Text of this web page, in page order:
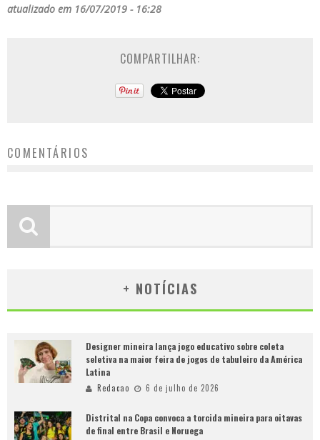
atualizado em 16/07/2019 - 16:28
COMPARTILHAR:
COMENTÁRIOS
+ NOTÍCIAS
Designer mineira lança jogo educativo sobre coleta
seletiva na maior feira de jogos de tabuleiro da América
Latina
Redacao 6 de julho de 2026
Distrital na Copa convoca a torcida mineira para oitavas
de final entre Brasil e Noruega